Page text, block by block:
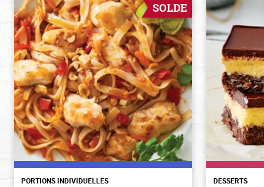
SOLDE
PORTIONS INDIVIDUELLES DESSERTS